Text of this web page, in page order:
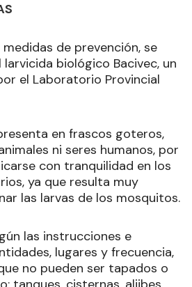
de prevención, se
biológico Bacivec, un
el Laboratorio Provincial
en frascos goteros,
ni seres humanos, por
con tranquilidad en los
ya que resulta muy
las larvas de los mosquitos.
las instrucciones e
lugares y frecuencia,
no pueden ser tapados o